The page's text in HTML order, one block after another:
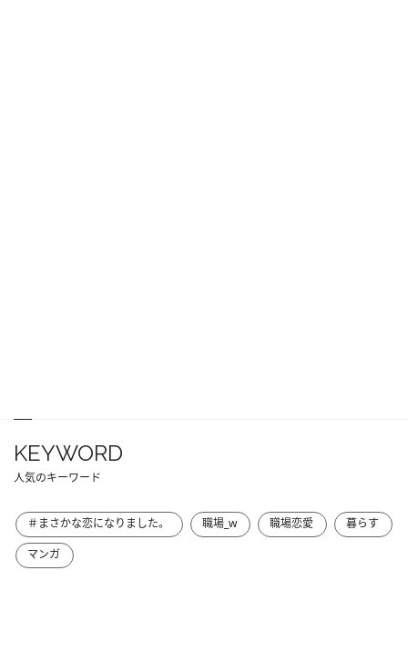
KEYWORD
人気のキーワード
＃まさかな恋になりました。 職場_w 職場恋愛
暮らす
マンガ